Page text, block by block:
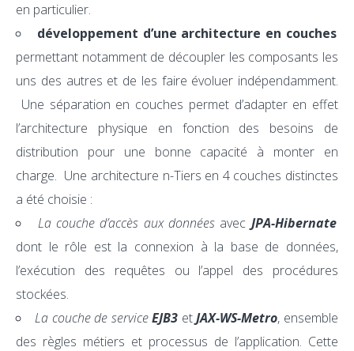
en particulier.
développement d’une architecture en couches
permettant notamment de découpler les composants les
uns des autres et de les faire évoluer indépendamment.
Une séparation en couches permet d’adapter en effet
l’architecture physique en fonction des besoins de
distribution pour une bonne capacité à monter en
charge. Une architecture n-Tiers en 4 couches distinctes
a été choisie :
La couche d’accès aux données avec JPA-Hibernate
dont le rôle est la connexion à la base de données,
l’exécution des requêtes ou l’appel des procédures
stockées.
La couche de service EJB3 etJAX-WS-Metro, ensemble
des règles métiers et processus de l’application. Cette